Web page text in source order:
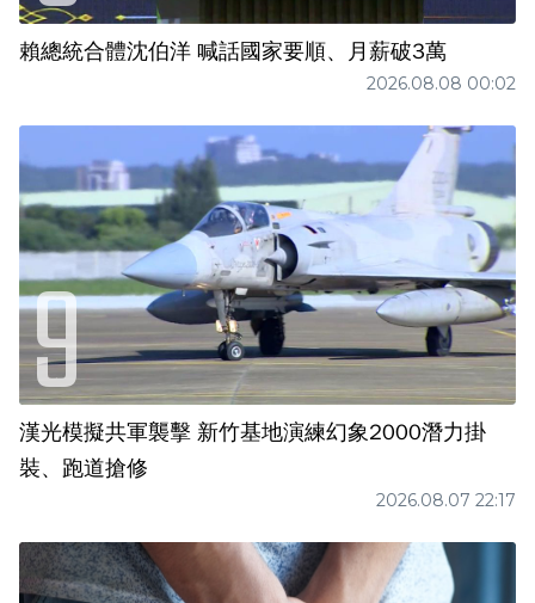
賴總統合體沈伯洋 喊話國家要順、月薪破3萬
2026.08.08 00:02
漢光模擬共軍襲擊 新竹基地演練幻象2000潛力掛
裝、跑道搶修
2026.08.07 22:17